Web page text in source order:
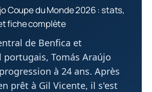
Coupe du Monde 2026 : stats,
fiche complète
de Benfica et
Tomás Araújo
à 24 ans. Après
prêt à Gil Vicente, il s'est